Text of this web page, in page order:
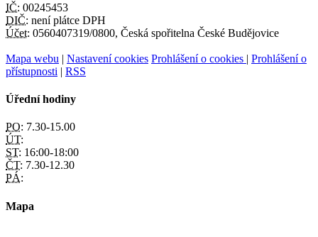
IČ: 00245453
DIČ: není plátce DPH
Účet: 0560407319/0800, Česká spořitelna České Budějovice
Mapa webu | Nastavení cookies Prohlášení o cookies | Prohlášení o
přístupnosti | RSS
Úřední hodiny
PO: 7.30-15.00
ÚT:
ST: 16:00-18:00
ČT: 7.30-12.30
PÁ:
Mapa